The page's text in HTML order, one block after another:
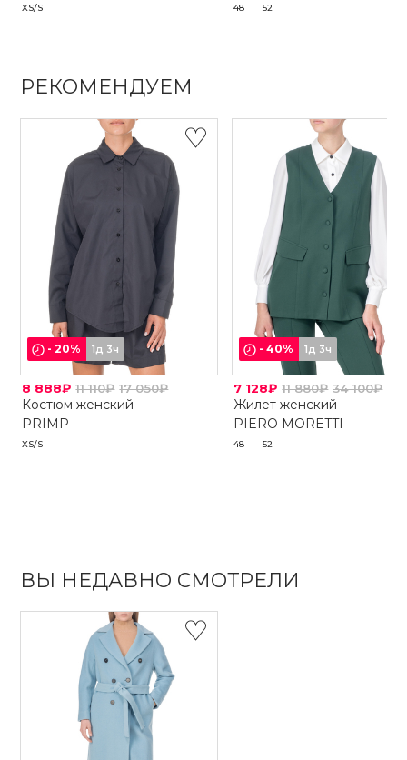
XS/S 48 52
РЕКОМЕНДУЕМ
-20% 1д 3ч
8 888₽ 11 110₽ 17 050₽
Костюм женский
PRIMP
XS/S
-40% 1д 3ч
7 128₽ 11 880₽ 34 100₽
Жилет женский
PIERO MORETTI
48 52
ВЫ НЕДАВНО СМОТРЕЛИ